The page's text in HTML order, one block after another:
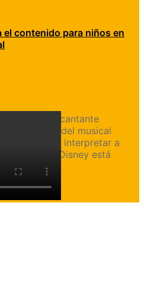
el contenido para niños en
actor y cantante
estrella del musical
pláticas para interpretar a
action que Disney está